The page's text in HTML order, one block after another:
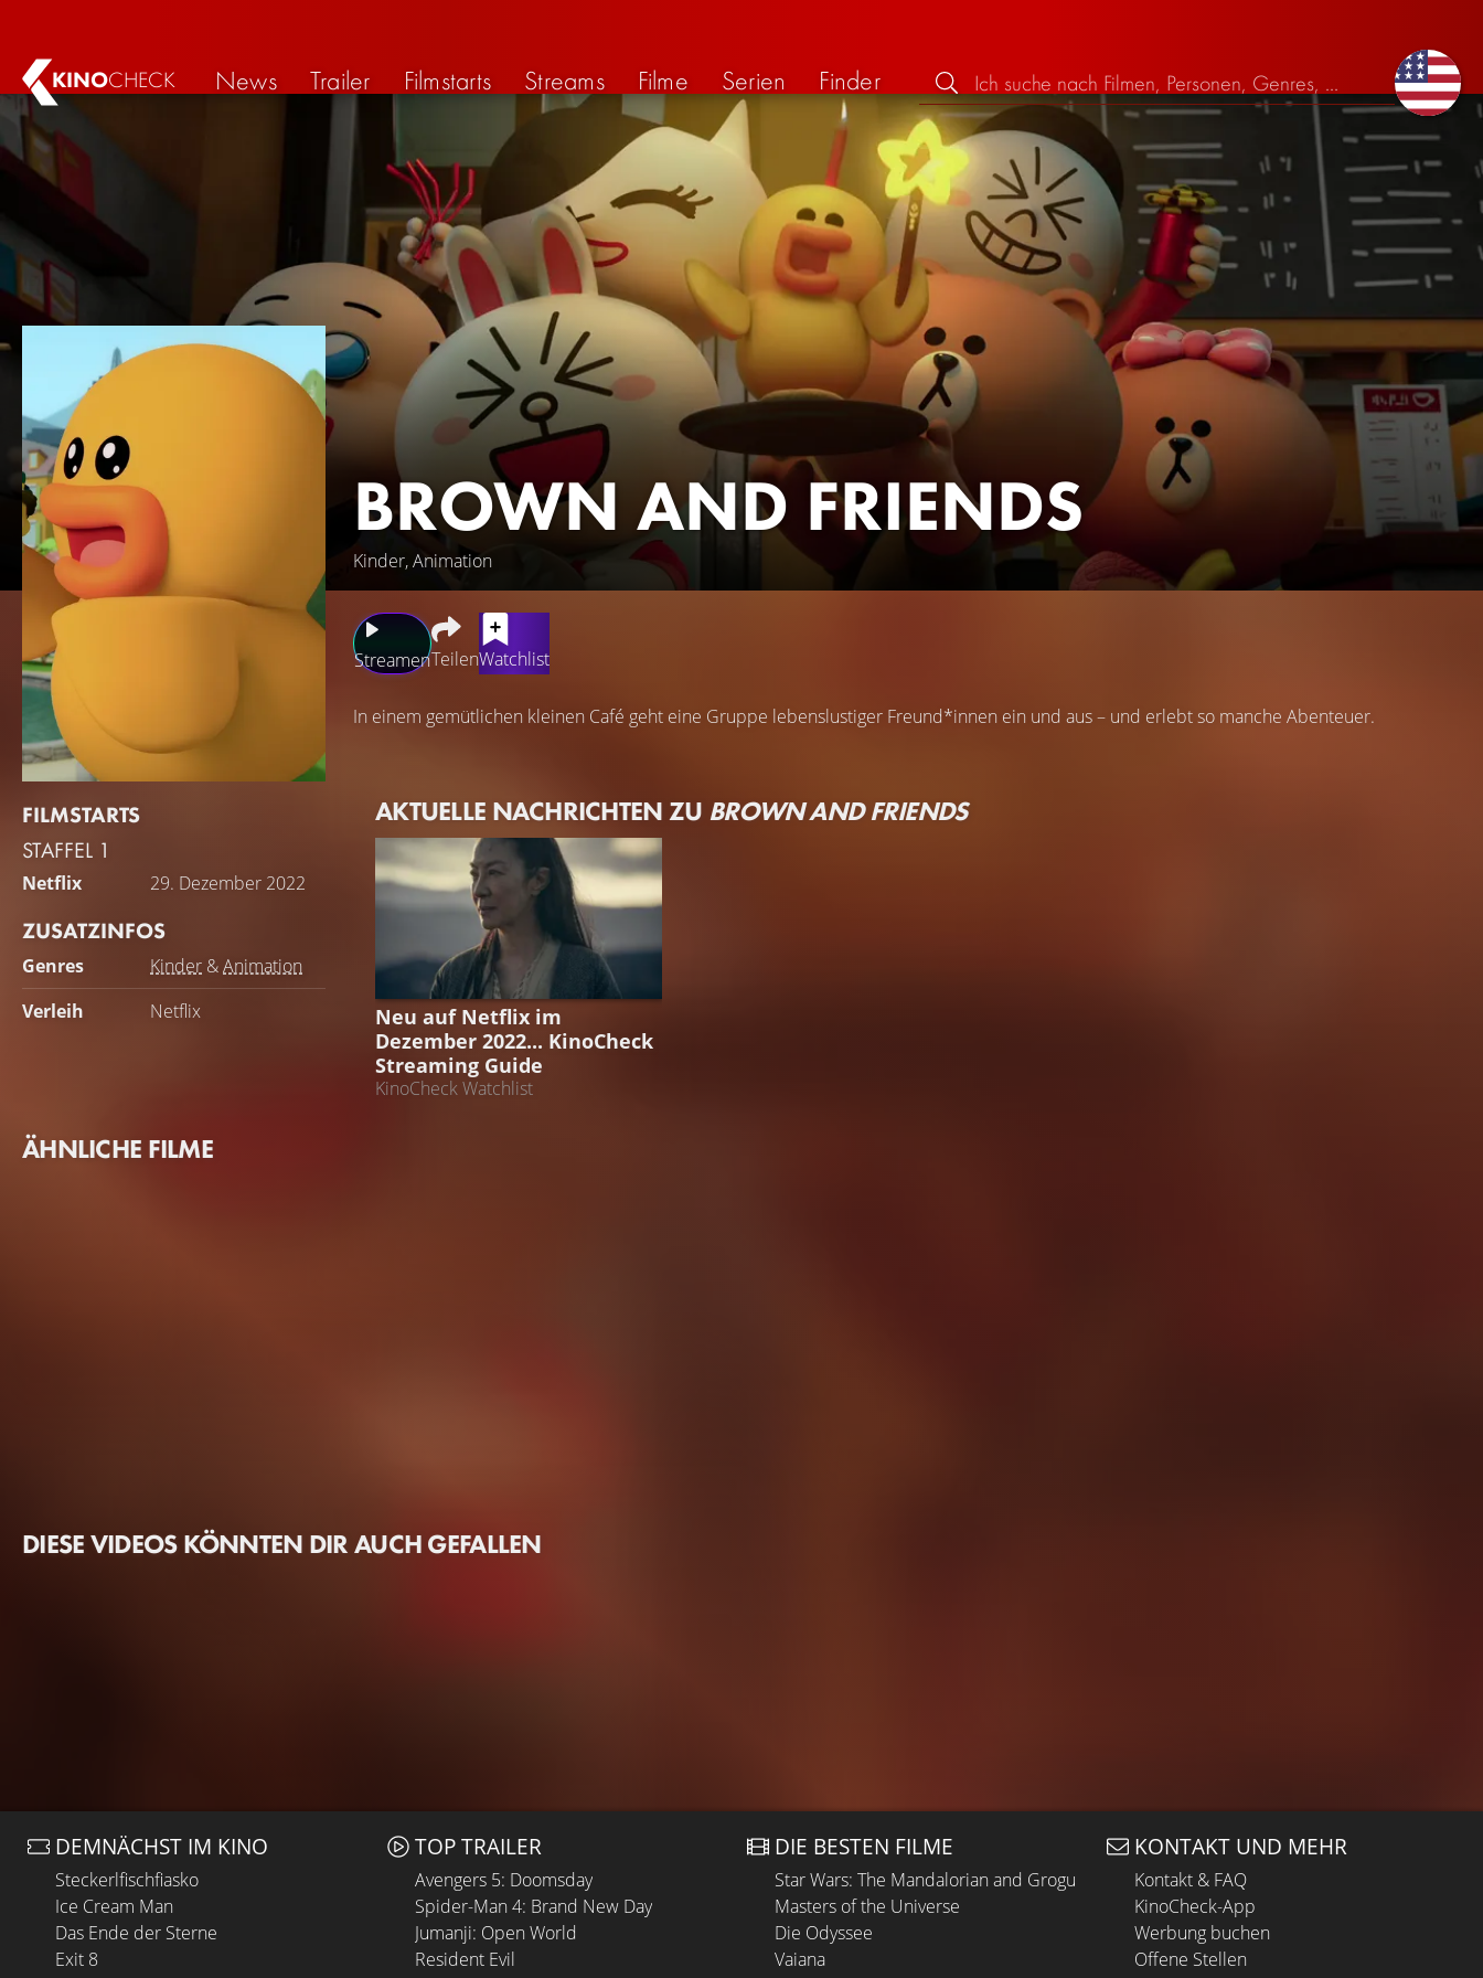
KINOCHECK News Trailer Filmstarts Streams Filme Serien Finder
BROWN AND FRIENDS
Kinder, Animation
FILMSTARTS
STAFFEL 1
Netflix 29. Dezember 2022
ZUSATZINFOS
Genres Kinder &Animation
Verleih
Netflix
StreamenTeilenWatchlist
In einem gemütlichen kleinen Café geht eine Gruppe lebenslustiger Freund*innen ein und aus – und erlebt so manche Abenteuer.
AKTUELLE NACHRICHTEN ZU BROWN AND FRIENDS
STREAMING GUIDE
Neu auf Netflix im
Dezember 2022... KinoCheck
Streaming Guide
KinoCheck Watchlist
ÄHNLICHE FILME
DIESE VIDEOS KÖNNTEN DIR AUCH GEFALLEN
DEMNÄCHST IM KINO
Steckerlfischfiasko
Ice Cream Man
Das Ende der Sterne
Exit 8
TOP TRAILER
Avengers 5: Doomsday
Spider-Man 4: Brand New Day
Jumanji: Open World
Resident Evil
DIE BESTEN FILME
Star Wars: The Mandalorian and Grogu
Masters of the Universe
Die Odyssee
Vaiana
KONTAKT UND MEHR
Kontakt & FAQ
KinoCheck-App
Werbung buchen
Offene Stellen